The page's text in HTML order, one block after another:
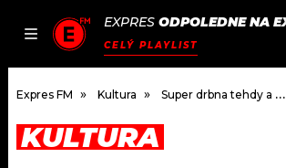
JAK
EXPRES ODPOLEDNE NA
CELÝ PLAYLIST
DOMŮ
Expres FM Kultura Super drbna tehdy a dnes: Jak žijí hvězdy příběhů zlaté mládeže a jak vypadá titulní hrdinka, kterou jsme v seriálu jen slyšeli
KULTURA